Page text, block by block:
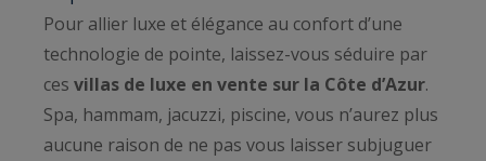
Pour allier luxe et élégance au confort d’une
technologie de pointe, laissez-vous séduire par
ces villas de luxe en vente sur la Côte d’Azur.
Spa, hammam, jacuzzi, piscine, vous n’aurez plus
aucune raison de ne pas vous laisser subjuguer